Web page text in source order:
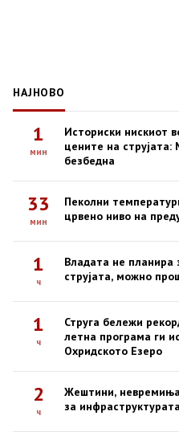
НАЈНОВО
1
мин
Историски нискиот
цените на струјата:
безбедна
33
мин
Пеколни
црвено ниво на
1
ч
Владата не планира
струјата, можно
1
ч
Струга бележи
летна програма ги
Охридското Езеро
2
ч
Жештини,
за инфраструктурата